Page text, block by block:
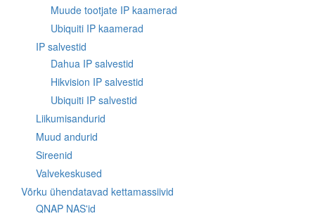
Muude tootjate IP kaamerad
Ubiquiti IP kaamerad
IP salvestid
Dahua IP salvestid
Hikvision IP salvestid
Ubiquiti IP salvestid
Liikumisandurid
Muud andurid
Sireenid
Valvekeskused
Võrku ühendatavad kettamassiivid
QNAP NAS'id